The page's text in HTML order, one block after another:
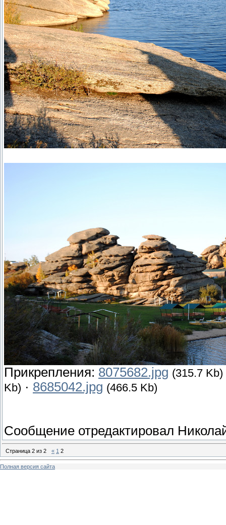
Прикрепления: 8075682.jpg (315.7 Kb)
Kb) · 8685042.jpg (466.5 Kb)
Сообщение отредактировал
Страница 2 из 2 « 1 2
Полная версия сайта